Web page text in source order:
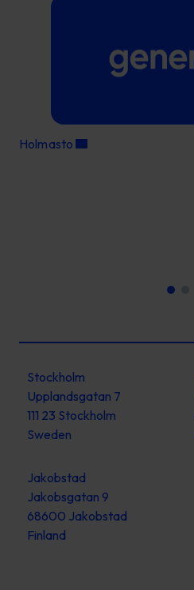
Holmasto
Stockholm
Upplandsgatan 7
111 23 Stockholm
Sweden
Jakobstad
Jakobsgatan 9
68600 Jakobstad
Finland